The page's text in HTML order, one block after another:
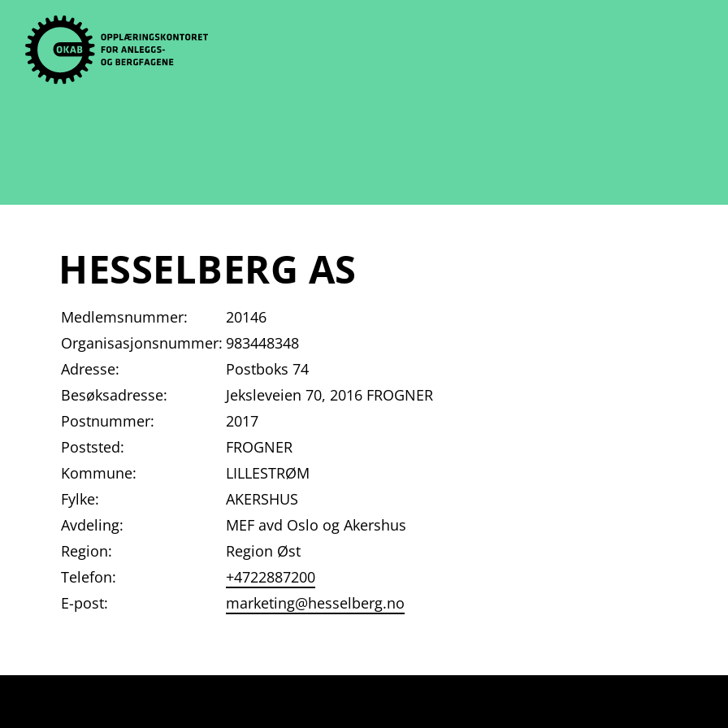
content
HESSELBERG AS
Medlemsnummer:
20146
Organisasjonsnummer: 983448348
Adresse:
Postboks 74
Besøksadresse:
Jeksleveien 70, 2016 FROGNER
Postnummer:
2017
Poststed:
FROGNER
Kommune:
LILLESTRØM
Fylke:
AKERSHUS
Avdeling:
MEF avd Oslo og Akershus
Region:
Region Øst
Telefon:
+4722887200
E-post:
marketing@hesselberg.no